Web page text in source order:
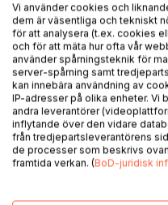
BESKRIVNING
Välkommen till den
om William Silvercrona är
älskar äventyr och
gripande kampen mellan
inspireras att tänka på
Vi använder cookies och
dem är väsentliga och tekniskt
för att analysera (t.ex. cookies
och för att mäta hur ofta vår
använder spårningsteknik för
server-spårning samt
kan innebära användning av
IP-adresser på olika enheter. Vi
andra leverantörer
inflytande över den vidare
från tredjepartsleverantörens
de processer som beskrivs
framtida verkan. (BoD-juridisk